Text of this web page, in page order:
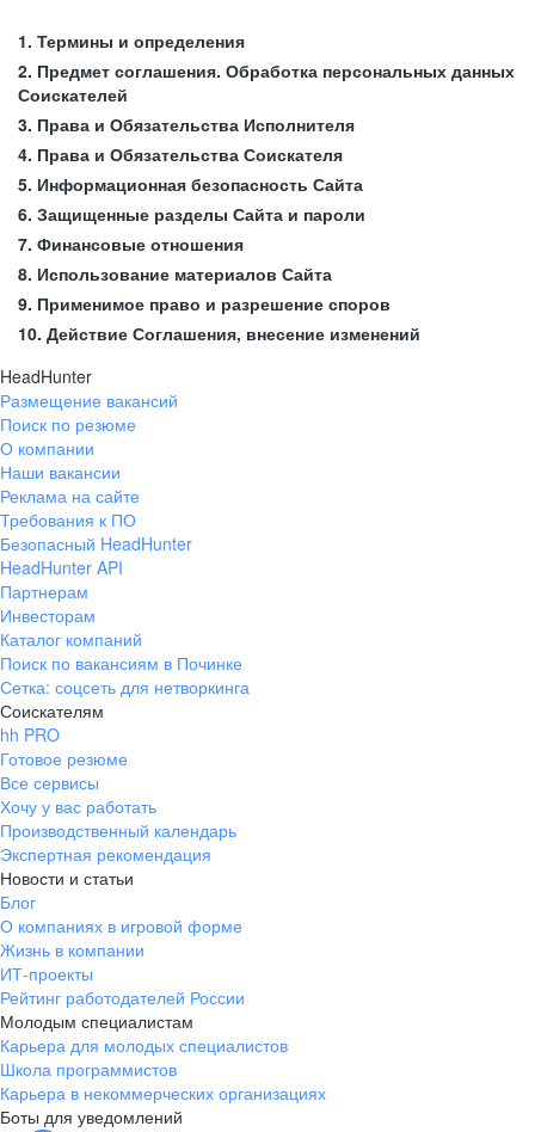
1. Термины и определения
2. Предмет соглашения. Обработка персональных данных
Соискателей
3. Права и Обязательства Исполнителя
4. Права и Обязательства Соискателя
5. Информационная безопасность Сайта
6. Защищенные разделы Сайта и пароли
7. Финансовые отношения
8. Использование материалов Сайта
9. Применимое право и разрешение споров
10. Действие Соглашения, внесение изменений
HeadHunter
Размещение вакансий
Поиск по резюме
О компании
Наши вакансии
Реклама на сайте
Требования к ПО
Безопасный HeadHunter
HeadHunter API
Партнерам
Инвесторам
Каталог компаний
Поиск по вакансиям в Починке
Сетка: соцсеть для нетворкинга
Соискателям
hh PRO
Готовое резюме
Все сервисы
Хочу у вас работать
Производственный календарь
Экспертная рекомендация
Новости и статьи
Блог
О компаниях в игровой форме
Жизнь в компании
ИТ-проекты
Рейтинг работодателей России
Молодым специалистам
Карьера для молодых специалистов
Школа программистов
Карьера в некоммерческих организациях
Боты для уведомлений